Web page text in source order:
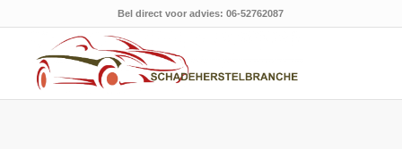
Bel direct voor advies: 06-52762087